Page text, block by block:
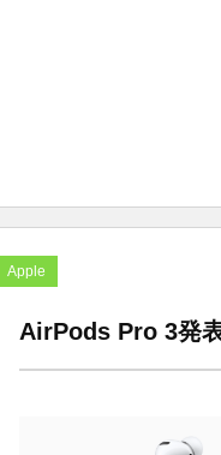
Apple
AirPods Pro 3発